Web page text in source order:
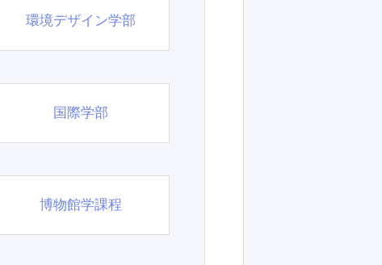
環境デザイン学部
国際学部
博物館学課程